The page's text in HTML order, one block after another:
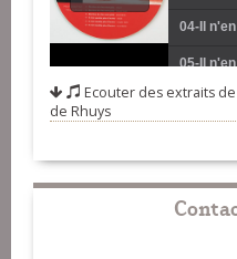
Chéron)
04-Il
(Doulig)
05-Il
06-Il
Ecouter des extraits
de Rhuys